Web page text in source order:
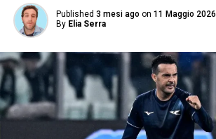
Published 3 mesi ago on 11 Maggio 2026
By Elia Serra